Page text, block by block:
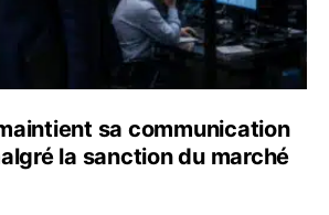
sa communication
la sanction du marché